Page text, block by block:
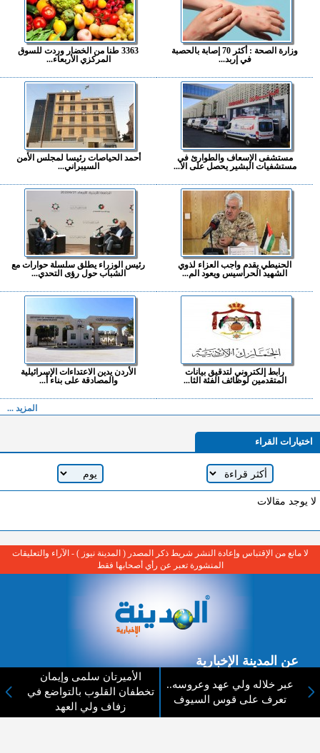
وزارة الصحة : أكثر 70 إصابة بالحصبة
في إربد...
3363 طنا من الخضار وردت للسوق
المركزي الأربعاء...
مستشفى الإسعاف والطوارئ في
مستشفيات البشير يحصل على الا...
أحمد الحياصات رئيسا لمجلس الأمن
السيبراني...
الحنيطي يقدم واجب العزاء لذوي
الشهيد الحراسيس ويعود الم...
رئيس الوزراء يطلق سلسلة حوارات مع
الشباب حول رؤى التحدي...
رابط إلكتروني لتدقيق بيانات
المتقدمين لوظائف الفئة الثا...
الأردن يدين الاعتداءات الإسرائيلية
والمصادقة على بناء أ...
المزيد ...
اختيارات القراء
لا يوجد مقالات
عبر خلاله ولي عهد وعروسه..
تعرف على قوس السيوف
الأميرتان سلمى وإيمان
تخطفان القلوب بالتواضع في
زفاف ولي العهد
لا مانع من الإقتباس وإعادة النشر شريط ذكر المصدر ( المدينة نيوز ) - الآراء والتعليقات
المنشورة تعبر عن رأي أصحابها فقط
عن المدينة الإخبارية
المدينة الإخبارية صحيفة الكترونية شاملة تابعة لشركة قنوات البث
الاردنية تنقل الاخبار المحلية الأردنية وأخبار فلسطين وأبرز الأخبار
العربية والدولية لحظة حدوثها بمهنية رفيعة ليكون العالم بما يجري